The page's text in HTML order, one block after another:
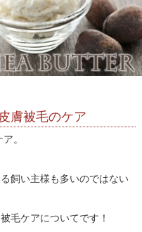
膚被毛のケア
。
飼い主様も多いのではない
毛ケアについてです！